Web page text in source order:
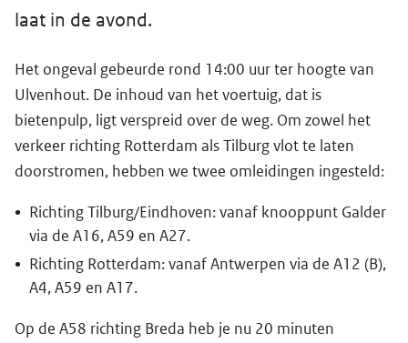
laat in de avond.
Het ongeval gebeurde rond 14:00 uur ter hoogte van
Ulvenhout. De inhoud van het voertuig, dat is
bietenpulp, ligt verspreid over de weg. Om zowel het
verkeer richting Rotterdam als Tilburg vlot te laten
doorstromen, hebben we twee omleidingen ingesteld:
Richting Tilburg/Eindhoven: vanaf knooppunt Galder
via de A16, A59 en A27.
Richting Rotterdam: vanaf Antwerpen via de A12 (B),
A4, A59 en A17.
Op de A58 richting Breda heb je nu 20 minuten